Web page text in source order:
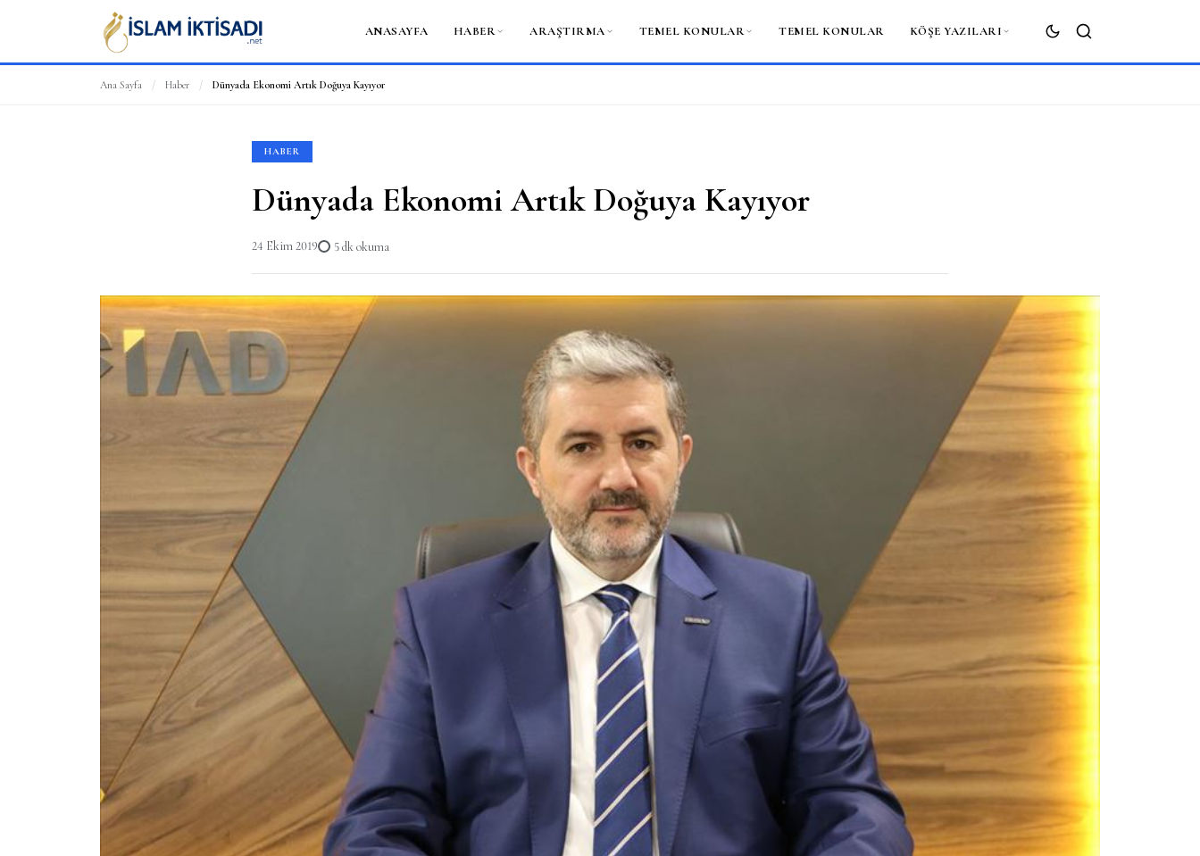
ANASAYFA HABER ARAŞTIRMA TEMEL KONULAR TEMEL KONULAR KÖŞE YAZILARI
ARA
Ana Sayfa / Haber / Dünyada Ekonomi Artık Doğuya Kayıyor
HABER
Dünyada Ekonomi Artık Doğuya Kayıyor
24 Ekim 2019 5 dk okuma